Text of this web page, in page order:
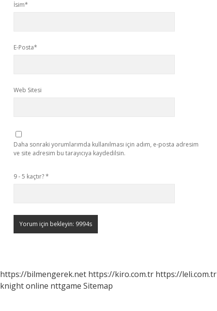
İsim*
E-Posta*
Web Sitesi
Daha sonraki yorumlarımda kullanılması için adım, e-posta adresim
ve site adresim bu tarayıcıya kaydedilsin.
9 - 5 kaçtır?*
https://bilmengerek.net https://kiro.com.tr https://leli.com.tr
knight online nttgame Sitemap